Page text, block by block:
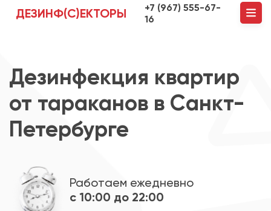
ДЕЗИНФ(С)ЕКТОРЫ
+7 (967) 555-67-
16
Дезинфекция квартир
от тараканов в Санкт-
Петербурге
Работаем ежедневно
с 10:00 до 22:00